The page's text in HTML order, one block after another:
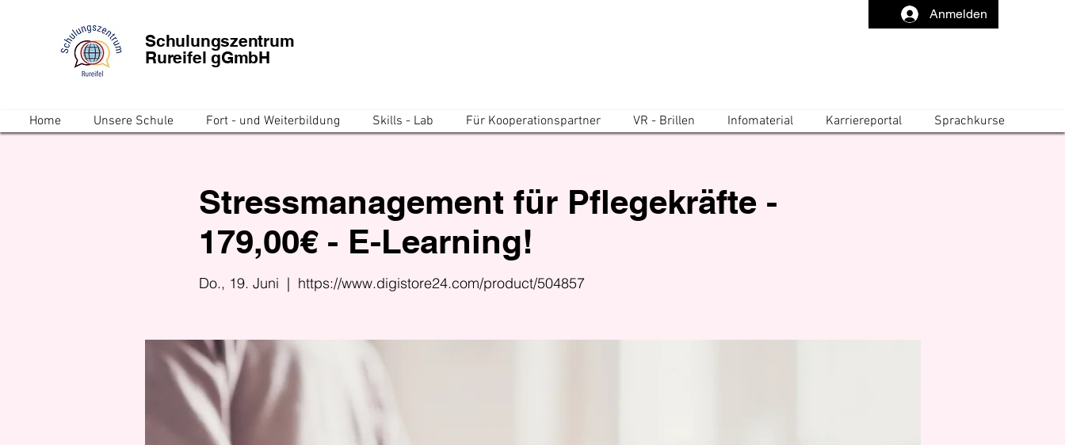
Anmelden
Schulungszentrum
Rureifel gGmbH
Home Unsere Schule Fort - und Weiterbildung Skills - Lab Für Kooperationspartner VR - Brillen Infomaterial Karriereportal Sprachkurse
Stressmanagement für Pflegekräfte -
179,00€ - E-Learning!
Do., 19. Juni
  |
https://www.digistore24.com/product/504857